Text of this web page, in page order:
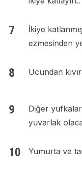
İkiye
ezmesinden
Ucundan
Diğer
yuvarlak
Yumurta ve